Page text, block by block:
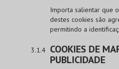
Importa salientar que
destes cookies são
permitindo a
COOKIES DE
PUBLICIDADE